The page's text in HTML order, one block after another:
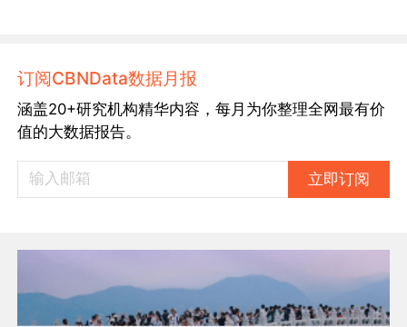
订阅CBNData数据月报
涵盖20+研究机构精华内容，每月为你整理全网最有价
值的大数据报告。
立即订阅